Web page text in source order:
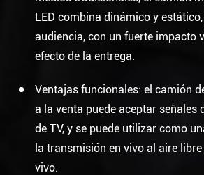
LED combina dinámico y
audiencia, con un fuerte impacto
efecto de la entrega.
Ventajas funcionales: el camión
a la venta puede aceptar señales
de TV, y se puede utilizar como
la transmisión en vivo al aire
vivo.